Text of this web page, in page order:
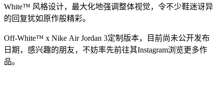
White™ 风格设计，最大化地强调整体视觉，令不少鞋迷讶异
的回复犹如原作般精彩。
Off-White™ x Nike Air Jordan 3定制版本，目前尚未公开发布
日期，感兴趣的朋友，不妨率先前往其Instagram浏览更多作
品。